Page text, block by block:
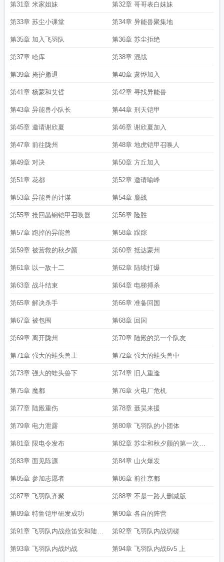
第31章 米家姐妹 第32章 哥哥表白妹妹
第33章 苏尘小课堂 第34章 异能兽聚集地
第35章 加入飞羽队 第36章 苏尘拒绝
第37章 哈库 第38章 混战
第39章 掩护撤退 第40章 萧烨加入
第41章 杨蒙和艾哲 第42章 寻找异能兽
第43章 异能兽小队长 第44章 刑天铠甲
第45章 邀请谢欣夏 第46章 谢欣夏加入
第47章 前往陇州 第48章 地虎铠甲召唤人
第49章 对决 第50章 方丘加入
第51章 花都 第52章 邀请喻峰
第53章 异能兽的计谋 第54章 鏖战
第55章 抢回晶钢铠甲召唤器 第56章 险胜
第57章 跑掉的异能兽 第58章 跟踪
第59章 被营救的秋夕颜 第60章 抵达蒙州
第61章 以一敌十二 第62章 陆续打爆
第63章 战斗结束 第64章 电梯搏杀
第65章 解决杀手 第66章 准备回国
第67章 被包围 第68章 回国
第69章 离开陇州 第70章 陆殿的第一个队友
第71章 强大的蛙头兽上 第72章 强大的蛙头兽中
第73章 强大的蛙头兽下 第74章 旧人重逢
第75章 魔都 第76章 火电厂危机
第77章 陆殿重伤 第78章 聂昊来援
第79章 电力泄露 第80章 飞羽队的小团体
第81章 限电令发布 第82章 苏尘和秋夕颜的第一次见
面
第83章 面见陈源 第84章 山火爆发
第85章 参加志愿者 第86章 前往京都
第87章 飞羽队齐聚 第88章 不是一路人删减版
第89章 特鲁铠甲研发成功 第90章 各自的阵营
第91章 飞羽队内战燕笛安和陆殿
的矛盾
第92章 飞羽队内战切磋
第93章 飞羽队内战约战 第94章 飞羽队内战6v5 上